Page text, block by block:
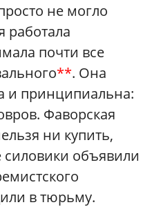
не могло
работала
почти все
**. Она
и принципиальна:
Фаворская
ни купить,
силовики объявили
в тюрьму.